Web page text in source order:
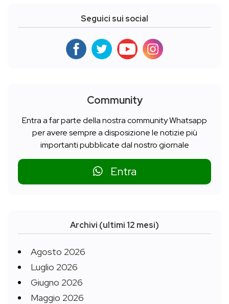
Seguici sui social
Community
Entra a far parte della nostra community Whatsapp
per avere sempre a disposizione le notizie più
importanti pubblicate dal nostro giornale
Entra
Archivi (ultimi 12 mesi)
Agosto 2026
Luglio 2026
Giugno 2026
Maggio 2026